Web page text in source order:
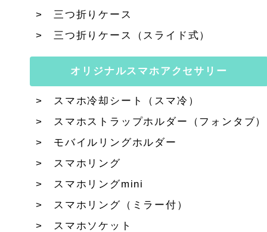
三つ折りケース
三つ折りケース（スライド式）
オリジナルスマホアクセサリー
スマホ冷却シート（スマ冷）
スマホストラップホルダー（フォンタブ）
モバイルリングホルダー
スマホリング
スマホリングmini
スマホリング（ミラー付）
スマホソケット